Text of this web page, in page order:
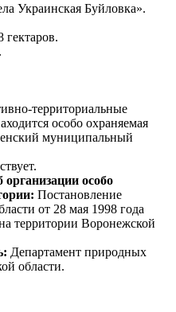
Украинская Буйловка».
гектаров.
территориальные
особо охраняемая
муниципальный
особо
Постановление
от 28 мая 1998 года
территории Воронежской
Департамент природных
области.